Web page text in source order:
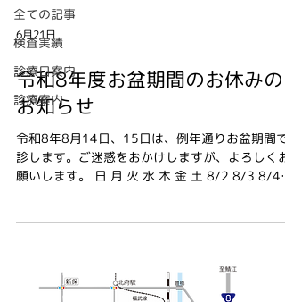
全ての記事
検査実績
診療日案内
診療案内
6月21日
令和8年度お盆期間のお休みの
お知らせ
令和8年8月14日、15日は、例年通りお盆期間で
診します。ご迷惑をおかけしますが、よろしくお
願いします。 日 月 火 水 木 金 土 8/2 8/3 8/4
8/16 8/17 8/18 8/19 8/20 8/21 8/22 🔴休診
日 🔵通常診療 🔵通常診療 🔴休診日 🔵通常診療